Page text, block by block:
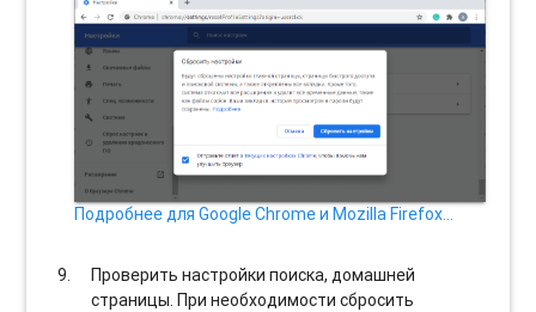
Подробнее для Google Chrome и Mozilla Firefox…
Проверить настройки поиска, домашней
страницы. При необходимости сбросить